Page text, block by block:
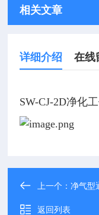
相关文章
详细介绍 在线
SW-CJ-2D净化
上一个：净气型
返回列表